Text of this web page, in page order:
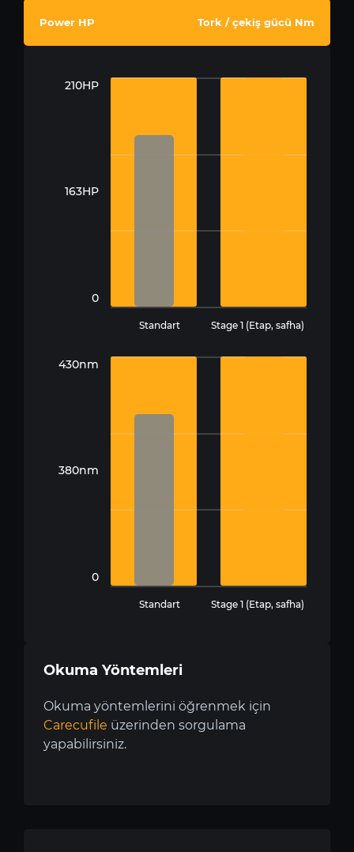
Power HP Tork / çekiş gücü Nm
210HP
163HP
0
Standart Stage 1 (Etap, safha)
430nm
380nm
0
Standart Stage 1 (Etap, safha)
Okuma Yöntemleri
Okuma yöntemlerini öğrenmek için
Carecufile üzerinden sorgulama
yapabilirsiniz.